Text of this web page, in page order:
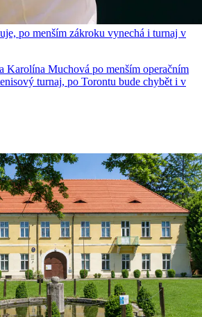
po menším zákroku vynechá i turnaj v
Karolína Muchová po menším operačním
turnaj, po Torontu bude chybět i v